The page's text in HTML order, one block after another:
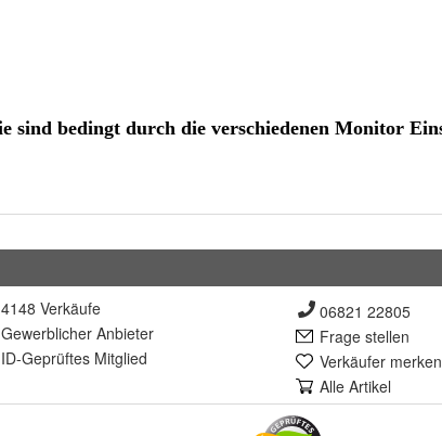
4148 Verkäufe
Gewerblicher Anbieter
ID-Geprüftes Mitglied
06821 22805
Frage stellen
Verkäufer merken
Alle Artikel